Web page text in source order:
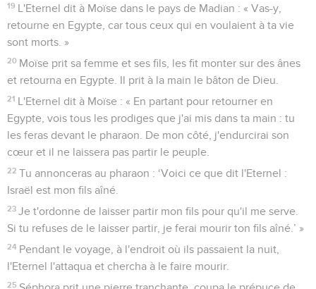
19 L'Eternel dit à Moïse dans le pays de Madian : « Vas-y,
retourne en Egypte, car tous ceux qui en voulaient à ta vie
sont morts. »
20 Moïse prit sa femme et ses fils, les fit monter sur des ânes
et retourna en Egypte. Il prit à la main le bâton de Dieu.
21 L'Eternel dit à Moïse : « En partant pour retourner en
Egypte, vois tous les prodiges que j'ai mis dans ta main : tu
les feras devant le pharaon. De mon côté, j'endurcirai son
cœur et il ne laissera pas partir le peuple.
22 Tu annonceras au pharaon : ‘Voici ce que dit l'Eternel :
Israël est mon fils aîné.
23 Je t'ordonne de laisser partir mon fils pour qu'il me serve.
Si tu refuses de le laisser partir, je ferai mourir ton fils aîné.’ »
24 Pendant le voyage, à l'endroit où ils passaient la nuit,
l'Eternel l'attaqua et chercha à le faire mourir.
25